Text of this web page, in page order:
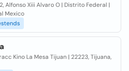
Alfonso Xiii Alvaro O | Distrito Federal |
Mexico
Kino La Mesa Tijuan | 22223, Tijuana,